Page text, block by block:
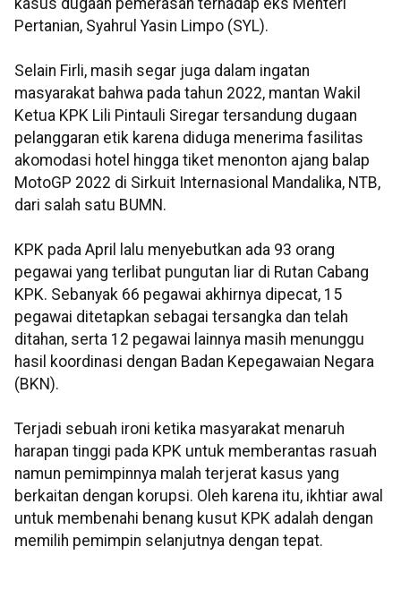
kasus dugaan pemerasan terhadap eks Menteri
Pertanian, Syahrul Yasin Limpo (SYL).
Selain Firli, masih segar juga dalam ingatan
masyarakat bahwa pada tahun 2022, mantan Wakil
Ketua KPK Lili Pintauli Siregar tersandung dugaan
pelanggaran etik karena diduga menerima fasilitas
akomodasi hotel hingga tiket menonton ajang balap
MotoGP 2022 di Sirkuit Internasional Mandalika, NTB,
dari salah satu BUMN.
KPK pada April lalu menyebutkan ada 93 orang
pegawai yang terlibat pungutan liar di Rutan Cabang
KPK. Sebanyak 66 pegawai akhirnya dipecat, 15
pegawai ditetapkan sebagai tersangka dan telah
ditahan, serta 12 pegawai lainnya masih menunggu
hasil koordinasi dengan Badan Kepegawaian Negara
(BKN).
Terjadi sebuah ironi ketika masyarakat menaruh
harapan tinggi pada KPK untuk memberantas rasuah
namun pemimpinnya malah terjerat kasus yang
berkaitan dengan korupsi. Oleh karena itu, ikhtiar awal
untuk membenahi benang kusut KPK adalah dengan
memilih pemimpin selanjutnya dengan tepat.